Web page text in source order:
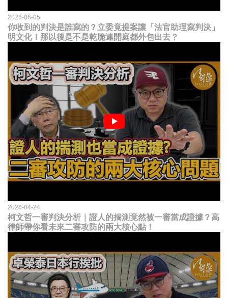
2026-06-05
你收到的判決是誰寫的？立委竟提案讓「法官助理寫判決」
明文化！那以後是不是乾脆連開庭都外包出去？
2026-04-24
柯文哲一審判決分析｜證人的揣測竟然被一審當成證據？高
律師帶你看未來二審攻防的兩大核心點！